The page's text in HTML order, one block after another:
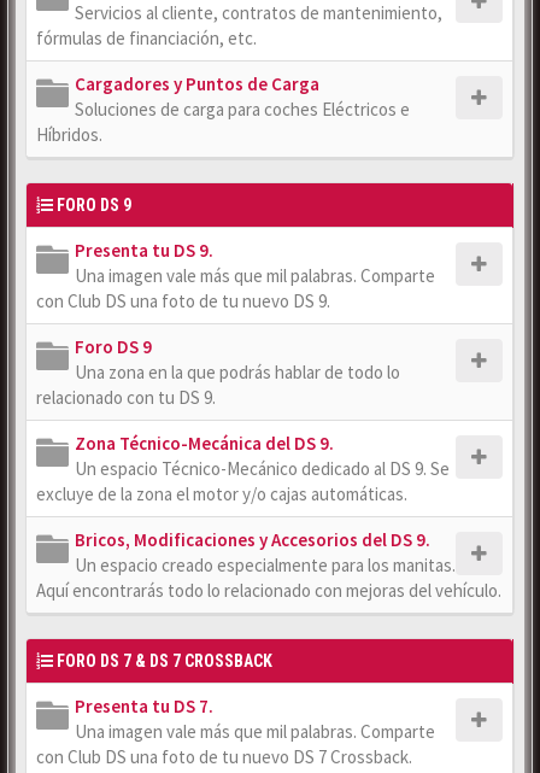
Servicios al cliente, contratos de mantenimiento,
fórmulas de financiación, etc.
Cargadores y Puntos de Carga
Soluciones de carga para coches Eléctricos e
Híbridos.
FORO DS 9
Presenta tu DS 9.
Una imagen vale más que mil palabras. Comparte
con Club DS una foto de tu nuevo DS 9.
Foro DS 9
Una zona en la que podrás hablar de todo lo
relacionado con tu DS 9.
Zona Técnico-Mecánica del DS 9.
Un espacio Técnico-Mecánico dedicado al DS 9. Se
excluye de la zona el motor y/o cajas automáticas.
Bricos, Modificaciones y Accesorios del DS 9.
Un espacio creado especialmente para los manitas.
Aquí encontrarás todo lo relacionado con mejoras del vehículo.
FORO DS 7 & DS 7 CROSSBACK
Presenta tu DS 7.
Una imagen vale más que mil palabras. Comparte
con Club DS una foto de tu nuevo DS 7 Crossback.